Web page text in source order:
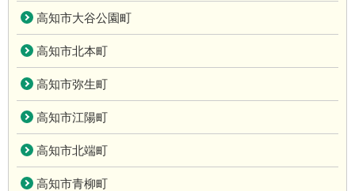
高知市大谷公園町
高知市北本町
高知市弥生町
高知市江陽町
高知市北端町
高知市青柳町